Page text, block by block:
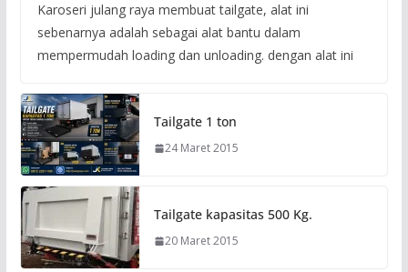
Karoseri julang raya membuat tailgate, alat ini
sebenarnya adalah sebagai alat bantu dalam
mempermudah loading dan unloading. dengan alat ini
Tailgate 1 ton
24 Maret 2015
Tailgate kapasitas 500 Kg.
20 Maret 2015